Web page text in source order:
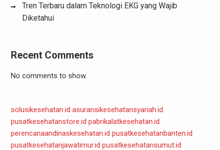
Tren Terbaru dalam Teknologi EKG yang Wajib
Diketahui
Recent Comments
No comments to show.
solusikesehatan.id asuransikesehatansyariah.id
pusatkesehatanstore.id pabrikalatkesehatan.id
perencanaandinaskesehatan.id pusatkesehatanbanten.id
pusatkesehatanjawatimur.id pusatkesehatansumut.id